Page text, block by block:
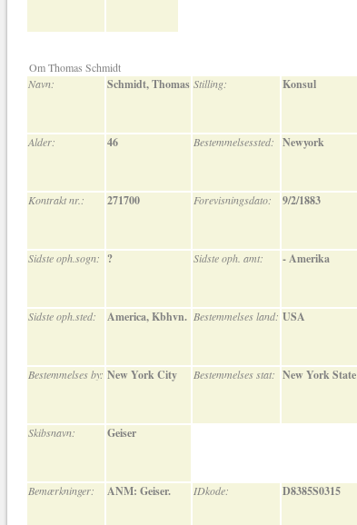
Om Thomas Schmidt
Navn:
Schmidt, Thomas Stilling: Konsul
Alder: 46 Bestemmelsessted: Newyork
Kontrakt nr.: 271700 Forevisningsdato: 9/2/1883
Sidste oph.sogn: ? Sidste oph. amt: - Amerika
Sidste oph.sted: America, Kbhvn. Bestemmelses land: USA
Bestemmelses by: New York City Bestemmelses stat: New York State
Skibsnavn: Geiser
Bemærkninger: ANM: Geiser. IDkode: D8385S0315